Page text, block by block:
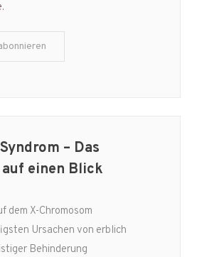
– Das
einen Blick
dem X-Chromosom
Ursachen von erblich
Behinderung